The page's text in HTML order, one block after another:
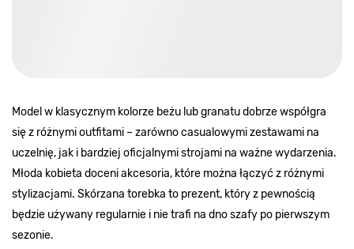
Model w klasycznym kolorze beżu lub granatu dobrze współgra
się z różnymi outfitami – zarówno casualowymi zestawami na
uczelnię, jak i bardziej oficjalnymi strojami na ważne wydarzenia.
Młoda kobieta doceni akcesoria, które można łączyć z różnymi
stylizacjami. Skórzana torebka to prezent, który z pewnością
będzie używany regularnie i nie trafi na dno szafy po pierwszym
sezonie.